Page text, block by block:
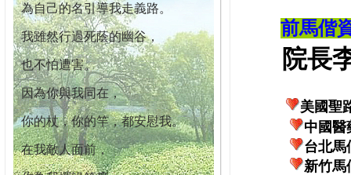
為自己的名引導我走義路。
我雖然行過死蔭的幽谷，
也不怕遭害。
因為你與我同在，
你的杖，你的竿，都安慰我。
在我敵人面前，
前馬偕
院長李
美國聖
中國醫
台北馬
新竹馬